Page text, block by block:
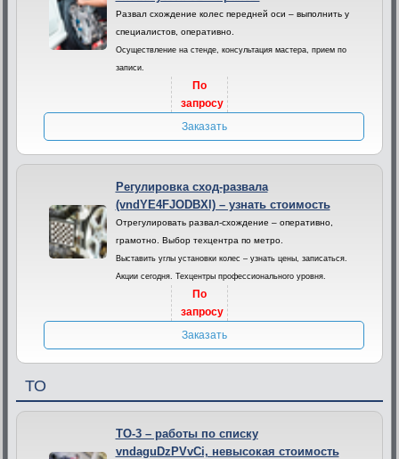
Развал схождение колес передней оси – выполнить у
специалистов, оперативно.
Осуществление на стенде, консультация мастера, прием по
записи.
По
запросу
Заказать
Регулировка сход-развала
(vndYE4FJODBXl) – узнать стоимость
Отрегулировать развал-схождение – оперативно,
грамотно. Выбор техцентра по метро.
Выставить углы установки колес – узнать цены, записаться.
Акции сегодня. Техцентры профессионального уровня.
По
запросу
Заказать
ТО
ТО-3 – работы по списку
vndaguDzPVvCi, невысокая стоимость